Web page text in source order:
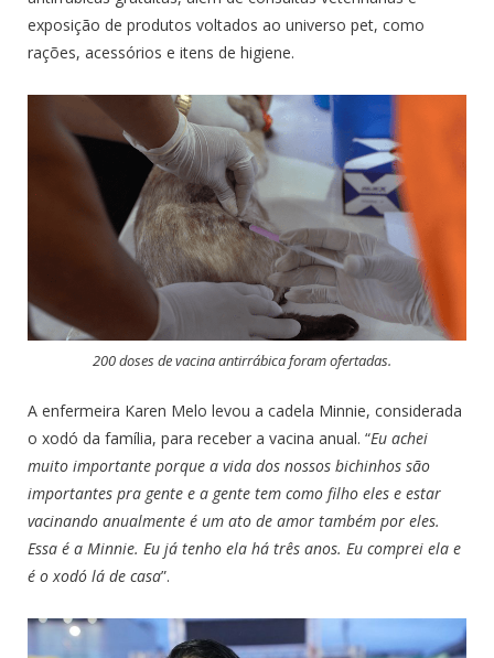
exposição de produtos voltados ao universo pet, como
rações, acessórios e itens de higiene.
200 doses de vacina antirrábica foram ofertadas.
A enfermeira Karen Melo levou a cadela Minnie, considerada
o xodó da família, para receber a vacina anual. “Eu achei
muito importante porque a vida dos nossos bichinhos são
importantes pra gente e a gente tem como filho eles e estar
vacinando anualmente é um ato de amor também por eles.
Essa é a Minnie. Eu já tenho ela há três anos. Eu comprei ela e
é o xodó lá de casa”.